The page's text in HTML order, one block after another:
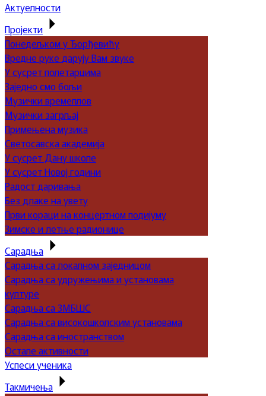
Актуелности
Пројекти
Понедељком у Ђорђевићу
Вредне руке дарују Вам звуке
У сусрет полетарцима
Заједно смо бољи
Музички времеплов
Музички загрљај
Примењена музика
Светосавска академија
У сусрет Дану школе
У сусрет Новој години
Радост даривања
Без длаке на увету
Први кораци на концертном подијуму
Зимске и летње радионице
Сарадња
Сарадња са локалном заједницом
Сарадња са удружењима и установама
културе
Сарадња са ЗМБШС
Сарадња са високошколским установама
Сарадња са иностранством
Остале активности
Успеси ученика
Такмичења